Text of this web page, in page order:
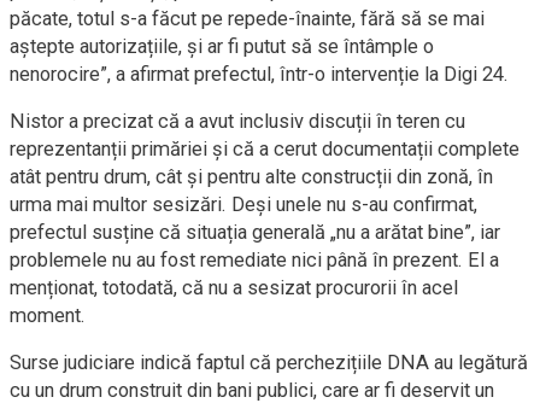
păcate, totul s-a făcut pe repede-înainte, fără să se mai
aștepte autorizațiile, și ar fi putut să se întâmple o
nenorocire”, a afirmat prefectul, într-o intervenție la Digi 24.
Nistor a precizat că a avut inclusiv discuții în teren cu
reprezentanții primăriei și că a cerut documentații complete
atât pentru drum, cât și pentru alte construcții din zonă, în
urma mai multor sesizări. Deși unele nu s-au confirmat,
prefectul susține că situația generală „nu a arătat bine”, iar
problemele nu au fost remediate nici până în prezent. El a
menționat, totodată, că nu a sesizat procurorii în acel
moment.
Surse judiciare indică faptul că perchezițiile DNA au legătură
cu un drum construit din bani publici, care ar fi deservit un